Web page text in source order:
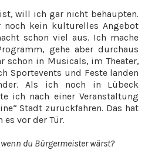
will ich gar nicht behaupten.
noch kein kulturelles Angebot
schon viel aus. Ich mache
gehe aber durchaus
schon in Musicals, im Theater,
Sportevents und Feste landen
Als ich noch in Lübeck
ich nach einer Veranstaltung
Stadt zurückfahren. Das hat
es vor der Tür.
du Bürgermeister wärst?